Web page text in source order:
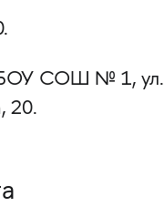
СОШ № 1, ул.
20.